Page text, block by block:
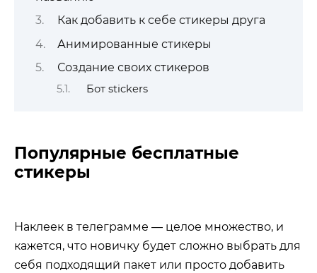
Как добавить к себе стикеры друга
Анимированные стикеры
Создание своих стикеров
Бот stickers
Популярные бесплатные
стикеры
Наклеек в телеграмме — целое множество, и
кажется, что новичку будет сложно выбрать для
себя подходящий пакет или просто добавить